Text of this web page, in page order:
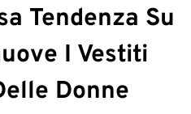
Tendenza Su
I Vestiti
Donne